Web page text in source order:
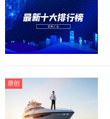
原创